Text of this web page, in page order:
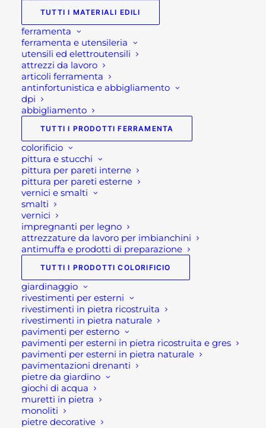
TUTTI I MATERIALI EDILI
ferramenta
ferramenta e utensileria
utensili ed elettroutensili
attrezzi da lavoro
articoli ferramenta
antinfortunistica e abbigliamento
dpi
abbigliamento
TUTTI I PRODOTTI FERRAMENTA
colorificio
pittura e stucchi
pittura per pareti interne
pittura per pareti esterne
vernici e smalti
smalti
vernici
impregnanti per legno
attrezzature da lavoro per imbianchini
antimuffa e prodotti di preparazione
TUTTI I PRODOTTI COLORIFICIO
giardinaggio
rivestimenti per esterni
rivestimenti in pietra ricostruita
rivestimenti in pietra naturale
pavimenti per esterno
pavimenti per esterni in pietra ricostruita e gres
pavimenti per esterni in pietra naturale
pavimentazioni drenanti
pietre da giardino
giochi di acqua
muretti in pietra
monoliti
pietre decorative
per sottofondi.
Quota zero è una consistenza terra-umida e una
conducibilità termica certificata λ 1,48 w/mk, che
lo rende idoneo anche per applicazioni con sistemi
di riscaldamento a pavimento.
Caratteristiche tecniche:
• Disponibile in sacchi da kg 25
• massetto terra umida per strati di finitura e
pendenze a basso spessore 3-60 mm per esterni e
interni.
• Resistente alla compressione (25 n/mm²) e a
flessione (6 n/mm²).
• E’ idoneo alla posa di qualsiasi pavimentazione
• Di facile messa in opera
completare l’ordine o avessi dei dubbi prima di
effettuare il pagamento contattaci dalle 09 alle 12
e dalle 14 alle 17, ti offriremo tutto il supporto
necessario per aiutarti nella procedura di
acquisto!
Oppure scrivi una mail a
shop@rotacommerciale.it
5 disponibili